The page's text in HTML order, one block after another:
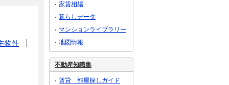
物件
家賃相場
暮らしデータ
マンションライブラリー
地図情報
不動産知識集
賃貸 部屋探しガイド